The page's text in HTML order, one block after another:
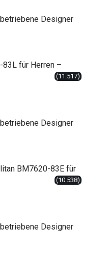
Designer
83L für Herren –
(11.517)
Designer
BM7620-83E für
(10.538)
Designer